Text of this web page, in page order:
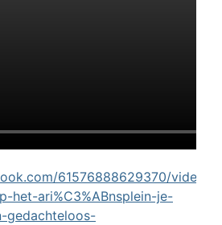
61576888629370/videos/
het-ari%C3%ABnsplein-je-
gedachteloos-